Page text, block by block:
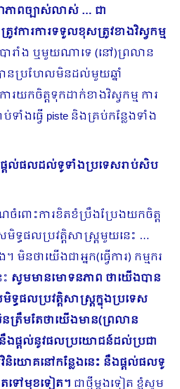
ាពច្បាស់លាស់ … ជា
វការការទទួលខុសត្រូវខាងវិស្វកម្ម
ារាំង ឬមួយណាទេ (នៅ)ព្រលាន
ានប្រហែលមិនដល់មួយឆ្នាំ
យកចិត្តទុកដាក់ខាងវិស្វកម្ម ការ
ទាំងធ្វើ piste និងគ្រប់កន្លែងទាំង
តល់ផលដល់ទូទាំងប្រទេសរាប់សិប
ពោះការខិតខំប្រឹងប្រែងយកចិត្ត
ទ្ធផលប្រវត្តិ​សាស្រ្ត​មួយនេះ …
នថាយើងជាអ្នក(ធ្វើការ) កម្មករ
សូមមានមោទនភាព ថាយើងបាន
ធផលប្រវត្តិសាស្រ្តក្នុងប្រទេស
រឹមតែថាយើងមាន(ព្រលាន
នឹងផ្ដល់នូវផលប្រយោជន៍ដល់ប្រ​ជា​
យោគនៅកន្លែងនេះ នឹងផ្តល់ផលទូ
តទៅមុខទៀត។ ជាថ្មីម្ដងទៀត ខ្ញុំសូម